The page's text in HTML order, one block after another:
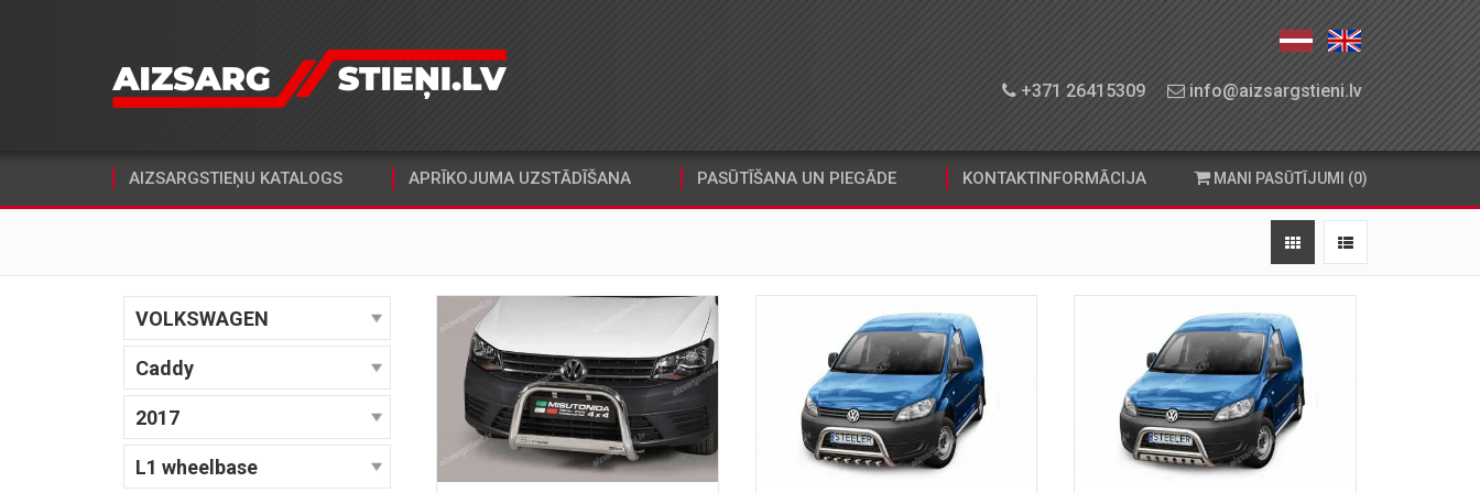
+371 26415309 info@aizsargstieni.lv
AIZSARGSTIEŅU KATALOGS APRĪKOJUMA UZSTĀDĪŠANA PASŪTĪŠANA UN PIEGĀDE KONTAKTINFORMĀCIJA MANI PASŪTĪJUMI (0)